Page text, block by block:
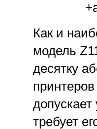
Как и
модель
десятку
требует